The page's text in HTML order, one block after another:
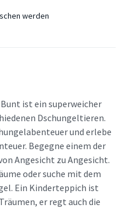
werden
ist ein superweicher
Dschungeltieren.
und erlebe
Begegne einem der
Angesicht zu Angesicht.
oder suche mit dem
Ein Kinderteppich ist
er regt auch die